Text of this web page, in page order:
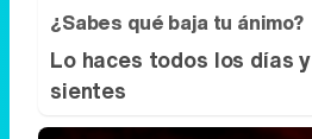
¿Sabes qué baja tu ánimo?
Lo haces todos los días
sientes